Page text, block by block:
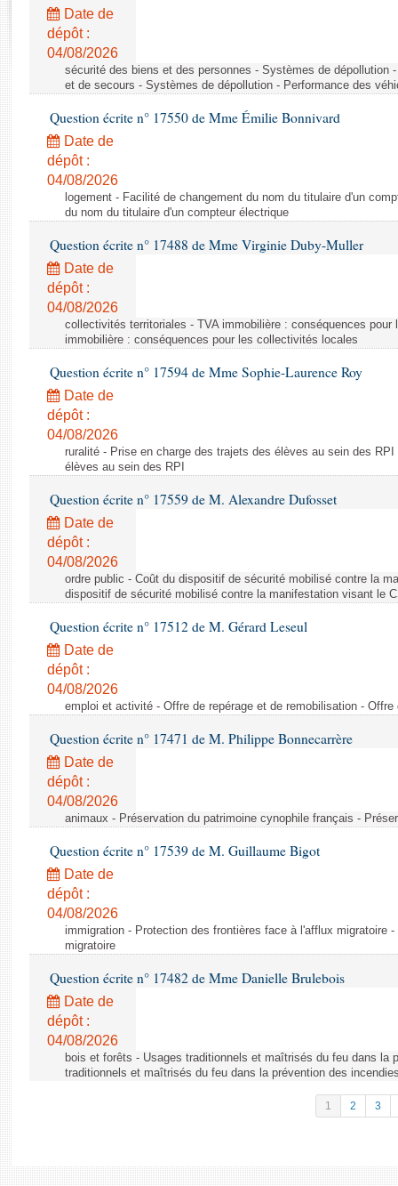
Rapports législatifs
Rapports sur l'application des lois
Baromètre de l’application des lois
Dossiers législatifs
Budget et sécurité sociale
Questions écrites et orales
Comptes rendus des débats
Date de
dépôt :
04/08/2026
sécurité des biens et des personnes - Systèmes de dépollution
et de secours - Systèmes de dépollution - Performance des
Question écrite n° 17550 de Mme Émilie Bonnivard
Date de
dépôt :
04/08/2026
logement - Facilité de changement du nom du titulaire d'un
du nom du titulaire d'un compteur électrique
Question écrite n° 17488 de Mme Virginie Duby-Muller
Date de
dépôt :
04/08/2026
collectivités territoriales - TVA immobilière : conséquences
immobilière : conséquences pour les collectivités locales
Question écrite n° 17594 de Mme Sophie-Laurence Roy
Date de
dépôt :
04/08/2026
ruralité - Prise en charge des trajets des élèves au sein des
élèves au sein des RPI
Question écrite n° 17559 de M. Alexandre Dufosset
Date de
dépôt :
04/08/2026
ordre public - Coût du dispositif de sécurité mobilisé contre la
dispositif de sécurité mobilisé contre la manifestation visant le
Question écrite n° 17512 de M. Gérard Leseul
Date de
dépôt :
04/08/2026
emploi et activité - Offre de repérage et de remobilisation -
Question écrite n° 17471 de M. Philippe Bonnecarrère
Date de
dépôt :
04/08/2026
animaux - Préservation du patrimoine cynophile français -
Question écrite n° 17539 de M. Guillaume Bigot
Date de
dépôt :
04/08/2026
immigration - Protection des frontières face à l'afflux migratoire
migratoire
Question écrite n° 17482 de Mme Danielle Brulebois
Date de
dépôt :
04/08/2026
bois et forêts - Usages traditionnels et maîtrisés du feu dans la
traditionnels et maîtrisés du feu dans la prévention des
1 2 3